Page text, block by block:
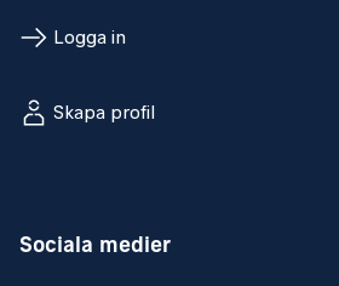
Logga in
Skapa profil
Sociala medier